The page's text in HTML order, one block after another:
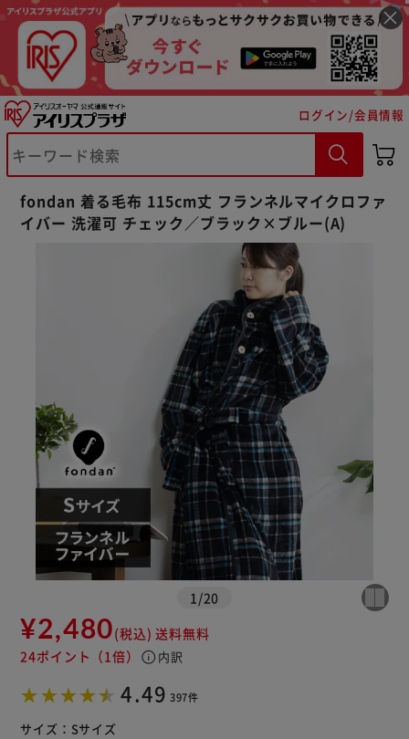
ログイン/会員情報
fondan 着る毛布 115cm丈 フランネルマイクロファ
イバー 洗濯可 チェック／ブラック×ブルー(A)
1 /20
¥2,480(税込) 送料無料
24ポイント （1倍） info 内訳
4.49 397件
サイズ： Sサイズ
※ご確認ください
購入手続きへ